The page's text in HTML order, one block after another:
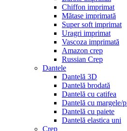
Chiffon imprimat
Mătase imprimată
Super soft imprimat
Uragri imprimat
Vascoza imprimată
Amazon crep
Russian Crep
Dantele
Dantelă 3D
Dantelă brodată
Dantelă cu catifea
Dantelă cu margele/
Dantelă cu paiete
Dantelă elastica uni
Crep